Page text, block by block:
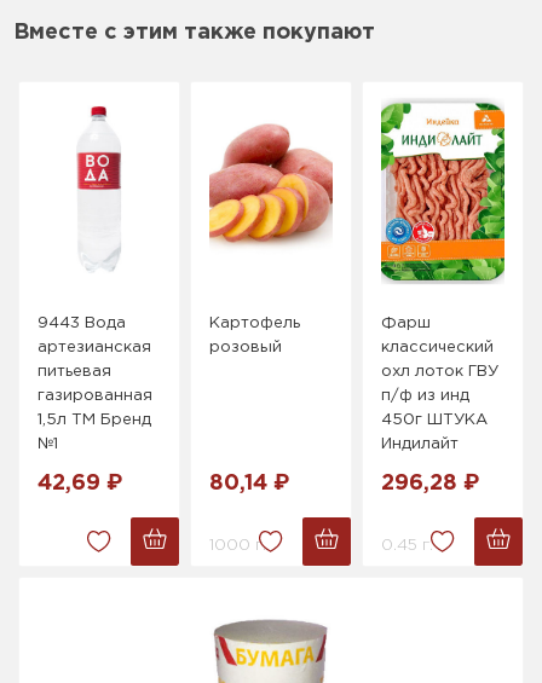
Вместе с этим также покупают
9443 Вода
артезианская
питьевая
газированная
1,5л ТМ Бренд
№1
42,69 ₽
Картофель
розовый
80,14 ₽
1000 г.
Фарш
классический
охл лоток ГВУ
п/ф из инд
450г ШТУКА
Индилайт
296,28 ₽
0.45 г.